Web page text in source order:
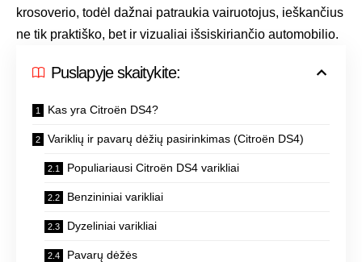
krosoverio, todėl dažnai patraukia vairuotojus, ieškančius
ne tik praktiško, bet ir vizualiai išsiskiriančio automobilio.
Puslapyje skaitykite:
Kas yra Citroën DS4?
Variklių ir pavarų dėžių pasirinkimas (Citroën DS4)
Populiariausi Citroën DS4 varikliai
Benzininiai varikliai
Dyzeliniai varikliai
Pavarų dėžės